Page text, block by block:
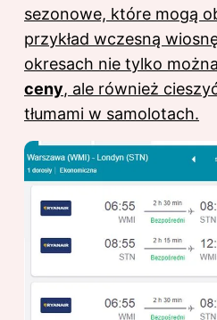
sezonowe, które mogą
przykład wczesną
okresach nie tylko
ceny, ale również
tłumami w samolotach.